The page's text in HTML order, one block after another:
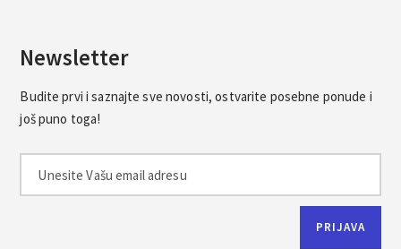
Newsletter
Budite prvi i saznajte sve novosti, ostvarite posebne ponude i
još puno toga!